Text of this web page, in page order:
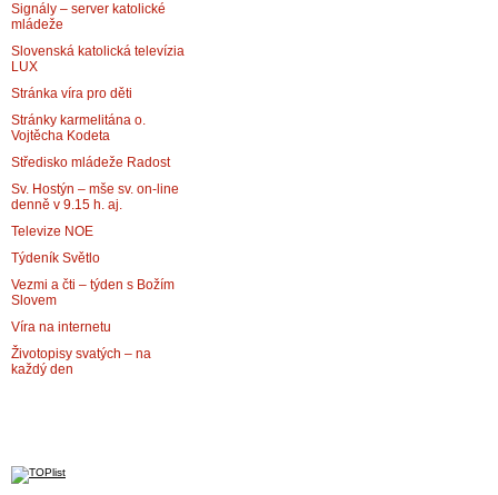
Signály – server katolické
mládeže
Slovenská katolická televízia
LUX
Stránka víra pro děti
Stránky karmelitána o.
Vojtěcha Kodeta
Středisko mládeže Radost
Sv. Hostýn – mše sv. on-line
denně v 9.15 h. aj.
Televize NOE
Týdeník Světlo
Vezmi a čti – týden s Božím
Slovem
Víra na internetu
Životopisy svatých – na
každý den